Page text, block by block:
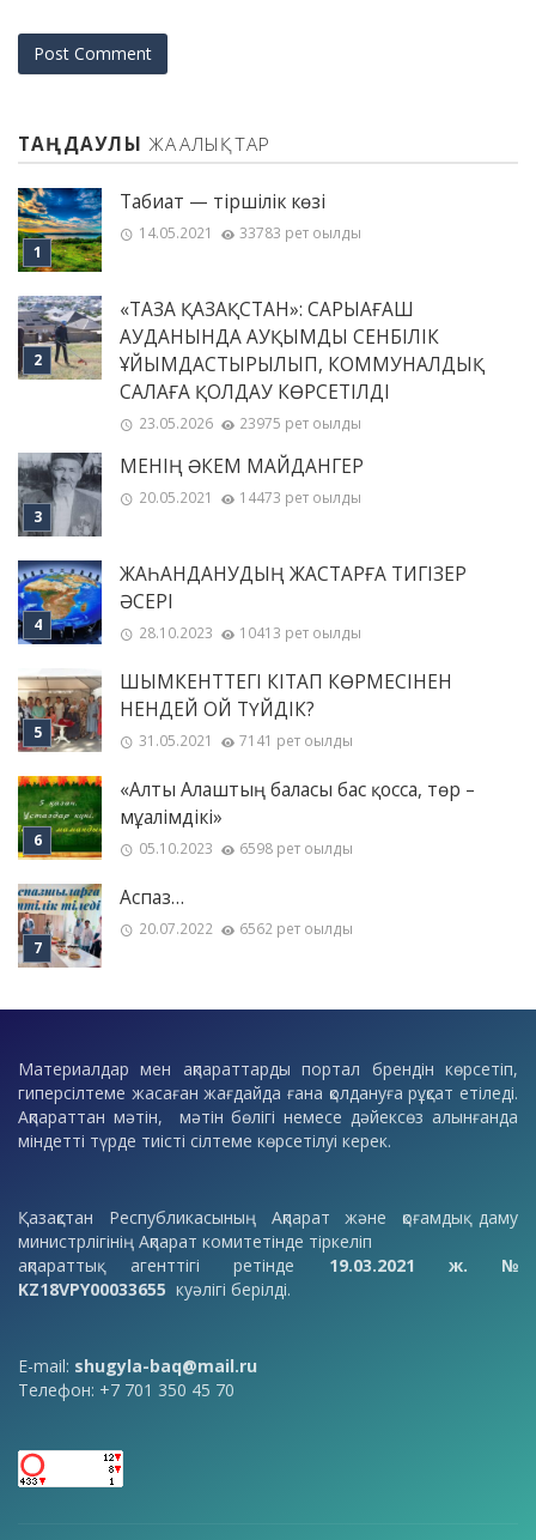
ТАҢДАУЛЫ ЖАҢАЛЫҚТАР
Табиғат — тіршілік көзі
14.05.2021 33783 рет оқылды
«ТАЗА ҚАЗАҚСТАН»: САРЫАҒАШ
АУДАНЫНДА АУҚЫМДЫ СЕНБІЛІК
ҰЙЫМДАСТЫРЫЛЫП, КОММУНАЛДЫҚ
САЛАҒА ҚОЛДАУ КӨРСЕТІЛДІ
23.05.2026 23975 рет оқылды
МЕНІҢ ƏКЕМ МАЙДАНГЕР
20.05.2021 14473 рет оқылды
ЖАҺАНДАНУДЫҢ ЖАСТАРҒА ТИГІЗЕР
ӘСЕРІ
28.10.2023 10413 рет оқылды
ШЫМКЕНТТЕГІ КІТАП КӨРМЕСІНЕН
НЕНДЕЙ ОЙ ТҮЙДІК?
31.05.2021 7141 рет оқылды
«Алты Алаштың баласы бас қосса, төр –
мұғалімдікі»
05.10.2023 6598 рет оқылды
Аспаз…
20.07.2022 6562 рет оқылды
Материалдар мен ақпараттарды портал брендін көрсетіп,
гиперсілтеме жасаған жағдайда ғана қолдануға рұқсат етіледі.
Ақпараттан мәтін, мәтін бөлігі немесе дәйексөз алынғанда
міндетті түрде тиісті сілтеме көрсетілуі керек.
Қазақстан Республикасының Ақпарат және қоғамдық даму
министрлігінің Ақпарат комитетінде тіркеліп
ақпараттық агенттігі ретінде 19.03.2021 ж. №
KZ18VPY00033655 куәлігі берілді.
E-mail: shugyla-baq@mail.ru
Телефон: +7 701 350 45 70